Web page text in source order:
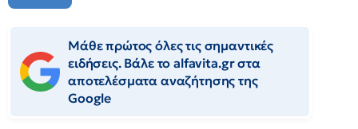
Μάθε πρώτος όλες τις σημαντικές
ειδήσεις. Βάλε το alfavita.gr στα
αποτελέσματα αναζήτησης της
Google